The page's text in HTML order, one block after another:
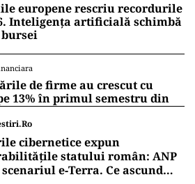
europene rescriu recordurile
Inteligența artificială schimbă
de firme au crescut cu
13% în primul semestru din
cibernetice expun
statului român: ANP
e‑Terra. Ce ascund